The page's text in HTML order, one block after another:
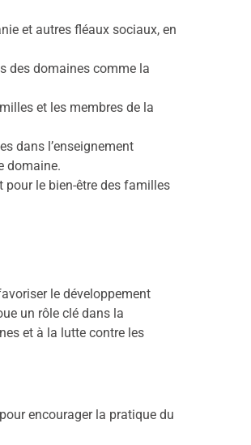
et autres fléaux sociaux, en
des domaines comme la
et les membres de la
dans l’enseignement
domaine.
pour le bien-être des familles
le développement
un rôle clé dans la
et à la lutte contre les
encourager la pratique du